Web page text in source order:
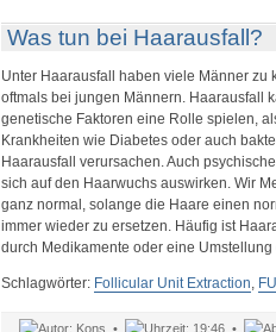
Was tun bei Haarausfall?
Unter Haarausfall haben viele Männer
oftmals bei jungen Männern. Haarausfall
genetische Faktoren eine Rolle spielen,
Krankheiten wie Diabetes oder auch
Haarausfall verursachen. Auch
sich auf den Haarwuchs auswirken. Wir
ganz normal, solange die Haare einen
immer wieder zu ersetzen. Häufig ist
durch Medikamente oder eine
Schlagwörter: Follicular Unit Extraction,
Kons • 19:46 •